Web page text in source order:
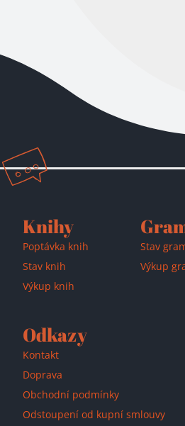
Přidáno do
Knihy
Poptávka knih
Stav knih
Výkup knih
Stav
Výkup
Odkazy
Kontakt
Doprava
Obchodní podmínky
Odstoupení od kupní smlouvy